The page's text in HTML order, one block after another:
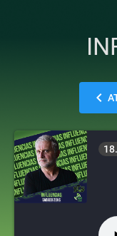
chevron_left